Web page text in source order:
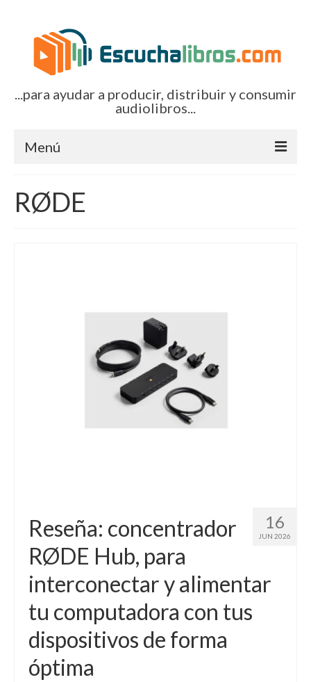
...para ayudar a producir, distribuir y consumir
audiolibros...
Menú
Artículos (todos)
Contacto (vía TecnoTur)
RØDE
16
JUN 2026
Reseña: concentrador
RØDE Hub, para
interconectar y alimentar
tu computadora con tus
dispositivos de forma
óptima